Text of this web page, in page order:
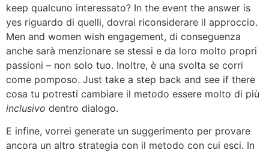
keep qualcuno interessato? In the event the answer is
yes riguardo di quelli, dovrai riconsiderare il approccio.
Men and women wish engagement, di conseguenza
anche sarà menzionare se stessi e da loro molto propri
passioni – non solo tuo. Inoltre, è una svolta se corri
come pomposo. Just take a step back and see if there
cosa tu potresti cambiare il metodo essere molto di più
inclusivo dentro dialogo.
E infine, vorrei generate un suggerimento per provare
ancora un altro strategia con il metodo con cui esci. In